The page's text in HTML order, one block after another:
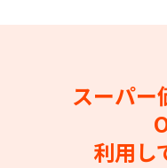
スーパー
利用し